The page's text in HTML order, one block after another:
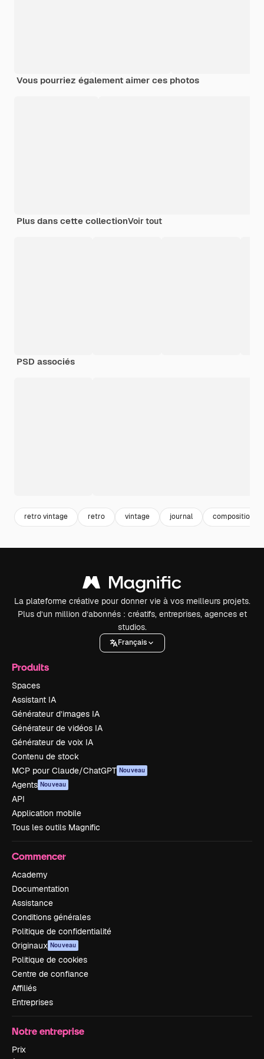
Vous pourriez également aimer ces photos
Plus dans cette collectionVoir tout
PSD associés
retro vintage retro vintage journal composition
La plateforme créative pour donner vie à vos meilleurs projets.
Plus d’un million d’abonnés : créatifs, entreprises, agences et
studios.
Français
Produits
Spaces
Assistant IA
Générateur d’images IA
Générateur de vidéos IA
Générateur de voix IA
Contenu de stock
MCP pour Claude/ChatGPT Nouveau
Agents Nouveau
API
Application mobile
Tous les outils Magnific
Commencer
Academy
Documentation
Assistance
Conditions générales
Politique de confidentialité
Originaux Nouveau
Politique de cookies
Centre de confiance
Affiliés
Entreprises
Notre entreprise
Prix